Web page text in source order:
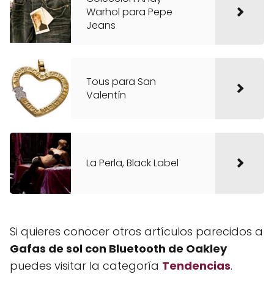
Warhol para Pepe
Jeans
Tous para San
Valentín
La Perla, Black Label
Si quieres conocer otros artículos parecidos a
Gafas de sol con Bluetooth de Oakley
puedes visitar la categoría Tendencias.